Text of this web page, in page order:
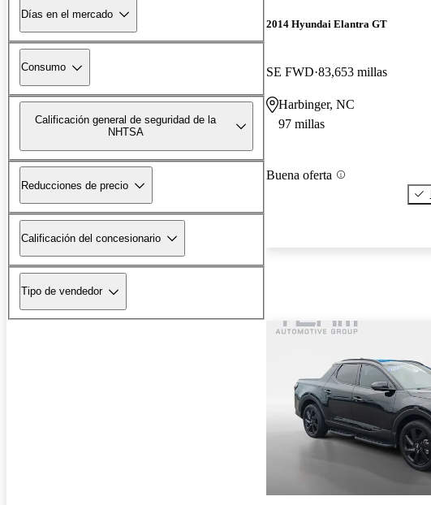
Días en el mercado
Consumo
Calificación general de seguridad de la
NHTSA
Reducciones de precio
Calificación del concesionario
Tipo de vendedor
2014 Hyundai Elantra GT
SE FWD 83,653 millas
Harbinger, NC
97 millas
Buena oferta